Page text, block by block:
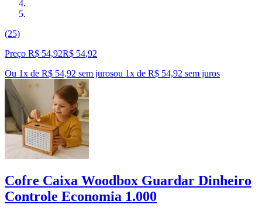
(25)
Preço R$ 54,92R$ 54,92
Ou 1x de R$ 54,92 sem jurosou 1x de R$ 54,92 sem juros
Cofre Caixa Woodbox Guardar Dinheiro
Controle Economia 1.000